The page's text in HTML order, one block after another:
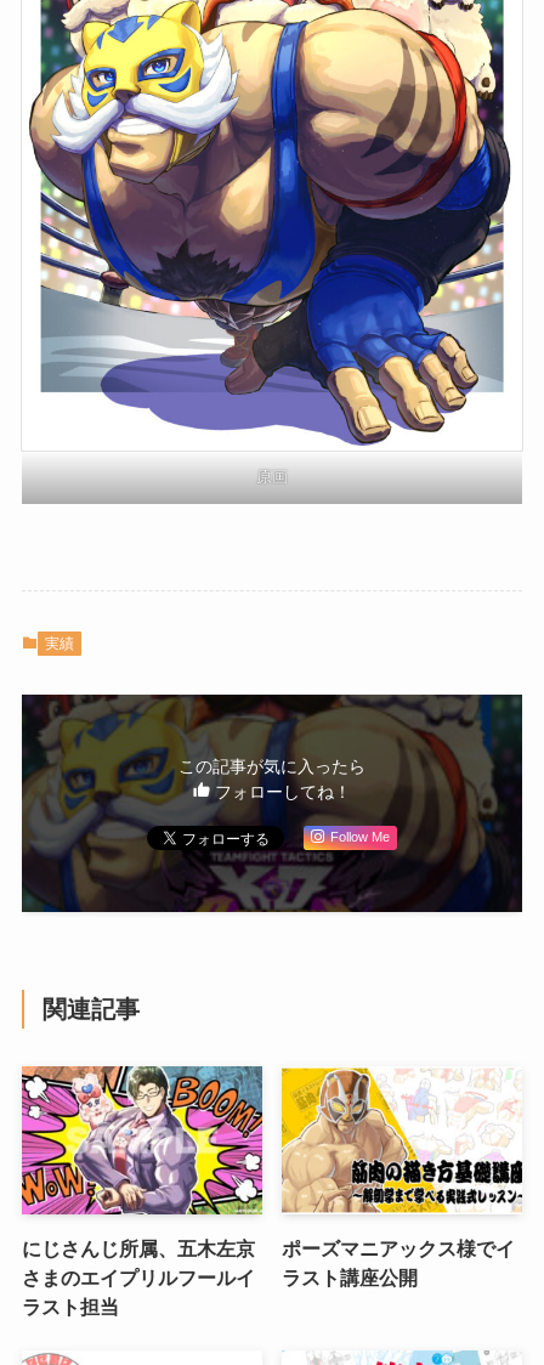
原画
実績
この記事が気に入ったら
フォローしてね！
Follow Me
関連記事
にじさんじ所属、五木左京
さまのエイプリルフールイ
ラスト担当
ポーズマニアックス様でイ
ラスト講座公開